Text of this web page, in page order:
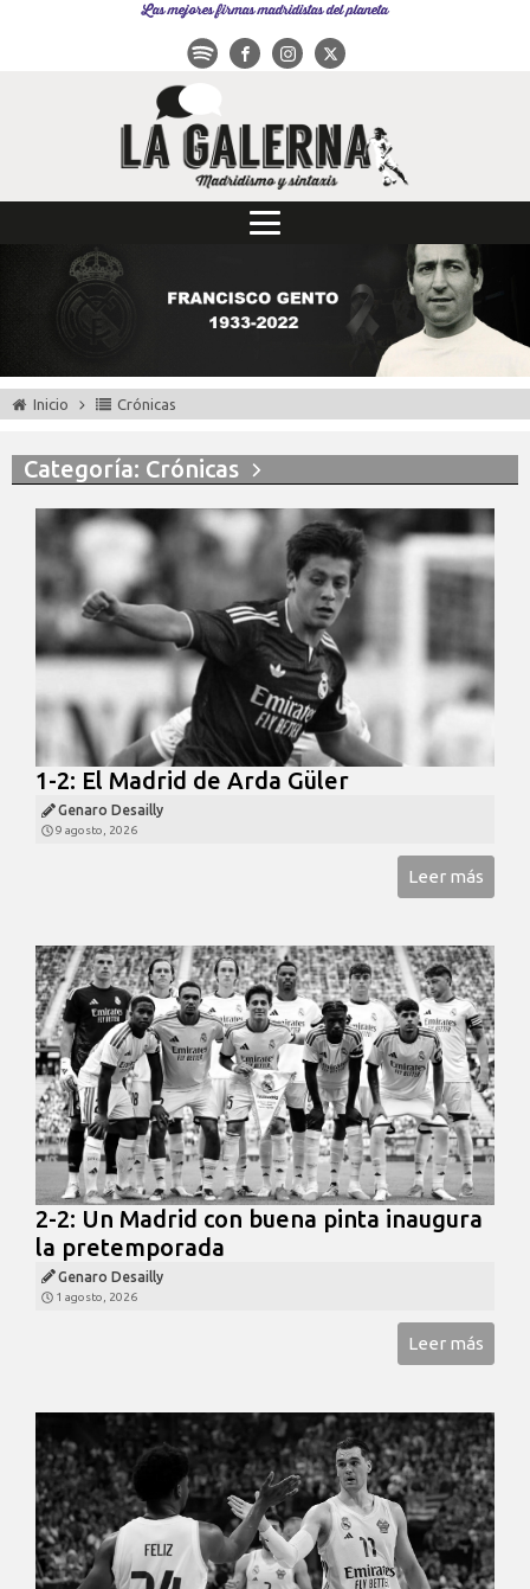
Las mejores firmas madridistas del planeta
Inicio Crónicas
Categoría: Crónicas
1-2: El Madrid de Arda Güler
Genaro Desailly
9 agosto, 2026
Leer más
2-2: Un Madrid con buena pinta inaugura
la pretemporada
Genaro Desailly
1 agosto, 2026
Leer más